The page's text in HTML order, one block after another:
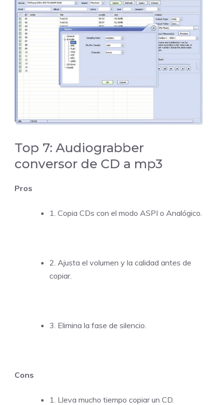
Top 7: Audiograbber
conversor de CD a mp3
Pros
1. Copia CDs con el modo ASPI o Analógico.
2. Ajusta el volumen y la calidad antes de
copiar.
3. Elimina la fase de silencio.
Cons
1. Lleva mucho tiempo copiar un CD.